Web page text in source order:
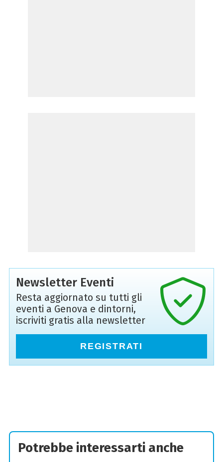
Newsletter Eventi
Resta aggiornato su tutti gli
eventi a Genova e dintorni,
iscriviti gratis alla newsletter
REGISTRATI
Potrebbe interessarti anche